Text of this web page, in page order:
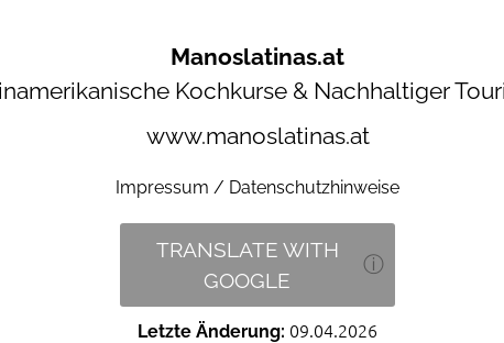
Manoslatinas.at
Kochkurse & Nachhaltiger
www.manoslatinas.at
Impressum / Datenschutzhinweise
TRANSLATE WITH
GOOGLE
ⓘ
Letzte Änderung: 09.04.2026